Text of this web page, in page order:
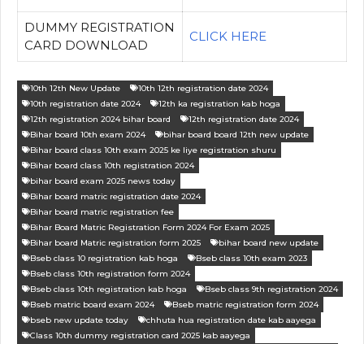
DUMMY REGISTRATION
CARD DOWNLOAD
CLICK HERE
10th 12th New Update
10th 12th registration date 2024
10th registration date 2024
12th ka registration kab hoga
12th registration 2024 bihar board
12th registration date 2024
Bihar board 10th exam 2024
bihar board board 12th new update
Bihar board class 10th exam 2025 ke liye registration shuru
Bihar board class 10th registration 2024
bihar board exam 2025 news today
Bihar board matric registration date 2024
Bihar board matric registration fee
Bihar Board Matric Registration Form 2024 For Exam 2025
Bihar board Matric registration form 2025
bihar board new update
Bseb class 10 registration kab hoga
Bseb class 10th exam 2023
Bseb class 10th registration form 2024
Bseb class 10th registration kab hoga
Bseb class 9th registration 2024
Bseb matric board exam 2024
Bseb matric registration form 2024
bseb new update today
chhuta hua registration date kab aayega
Class 10th dummy registration card 2025 kab aayega